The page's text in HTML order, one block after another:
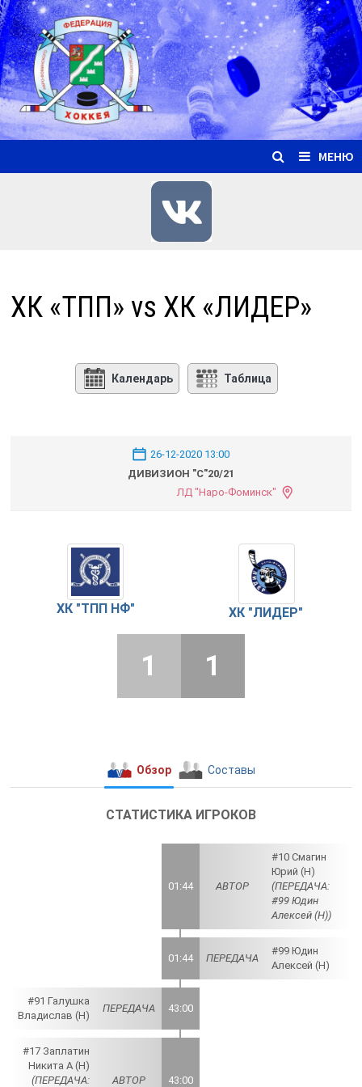
Перейти
к
содержимому
МЕНЮ
ХК «ТПП» vs ХК «ЛИДЕР»
Календарь Таблица
26-12-2020 13:00
ДИВИЗИОН "С"20/21
ЛД "Наро-Фоминск"
ХК "ТПП НФ" ХК "ЛИДЕР"
1 1
Обзор Составы
СТАТИСТИКА ИГРОКОВ
01:44 АВТОР
#10 Смагин
Юрий (Н)
(ПЕРЕДАЧА:
#99 Юдин
Алексей (Н))
01:44 ПЕРЕДАЧА
#99 Юдин
Алексей (Н)
#91 Галушка
Владислав (Н)
ПЕРЕДАЧА 43:00
#17 Заплатин
Никита А (Н)
(ПЕРЕДАЧА:
АВТОР 43:00